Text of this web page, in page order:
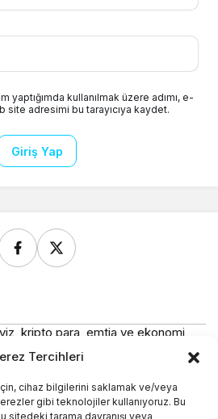
Tercihleri
cihaz bilgilerini saklamak ve/veya
gibi teknolojiler kullanıyoruz. Bu
tarama davranışı veya
yaptığımda kullanılmak üzere adımı, e-
adresimi bu tarayıcıya kaydet.
Giriş Yap
kripto para, emtia ve ekonomi
piyasa verileri ve bilgilendirici
bir dijital yayın platformudur.
bilgilendirme amaçlıdır ve
taşımaz.